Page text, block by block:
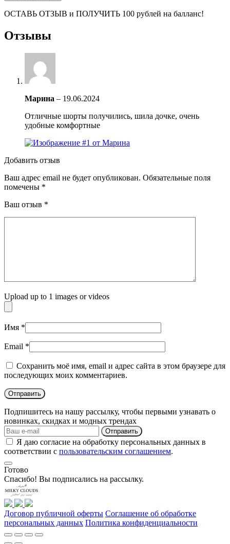
ОСТАВЬ ОТЗЫВ и ПОЛУЧИТЬ 100 рублей на балланс!
Отзывы
Марина – 19.06.2024
Отличные шорты получились, шила дочке, очень
удобные комфортные
Добавить отзыв
Ваш адрес email не будет опубликован. Обязательные поля
помечены *
Ваш отзыв *
Upload up to 1 images or videos
Имя *
Email *
Сохранить моё имя, email и адрес сайта в этом браузере для
последующих моих комментариев.
Подпишитесь на нашу рассылку, чтобы первыми узнавать о
новинках, скидках и модных трендах
Отправить
Я даю согласие на обработку персональных данных в
соответствии с пользовательским соглашением.
Готово
Спасибо! Вы подписались на рассылку.
Договор публичной оферты Соглашение об обработке
персональных данных Политика конфиденциальности